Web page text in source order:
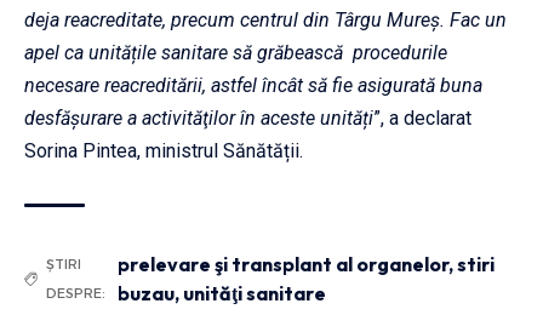
deja reacreditate, precum centrul din Târgu Mureș. Fac un
apel ca unitățile sanitare să grăbească procedurile
necesare reacreditării, astfel încât să fie asigurată buna
desfășurare a activităţilor în aceste unități”, a declarat
Sorina Pintea, ministrul Sănătății.
ȘTIRI
DESPRE:
prelevare şi transplant al organelor,stiri
buzau, unităţi sanitare